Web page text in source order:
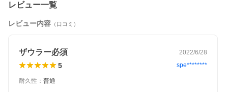
レビュー一覧
レビュー内容 （口コミ）
ザウラー必須 2022/6/28
5 spe********
耐久性 ： 普通